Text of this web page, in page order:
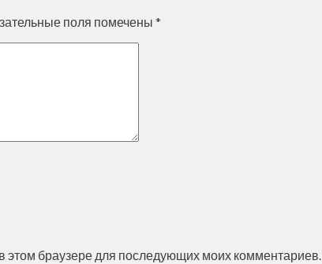
поля помечены *
этом браузере для последующих моих комментариев.